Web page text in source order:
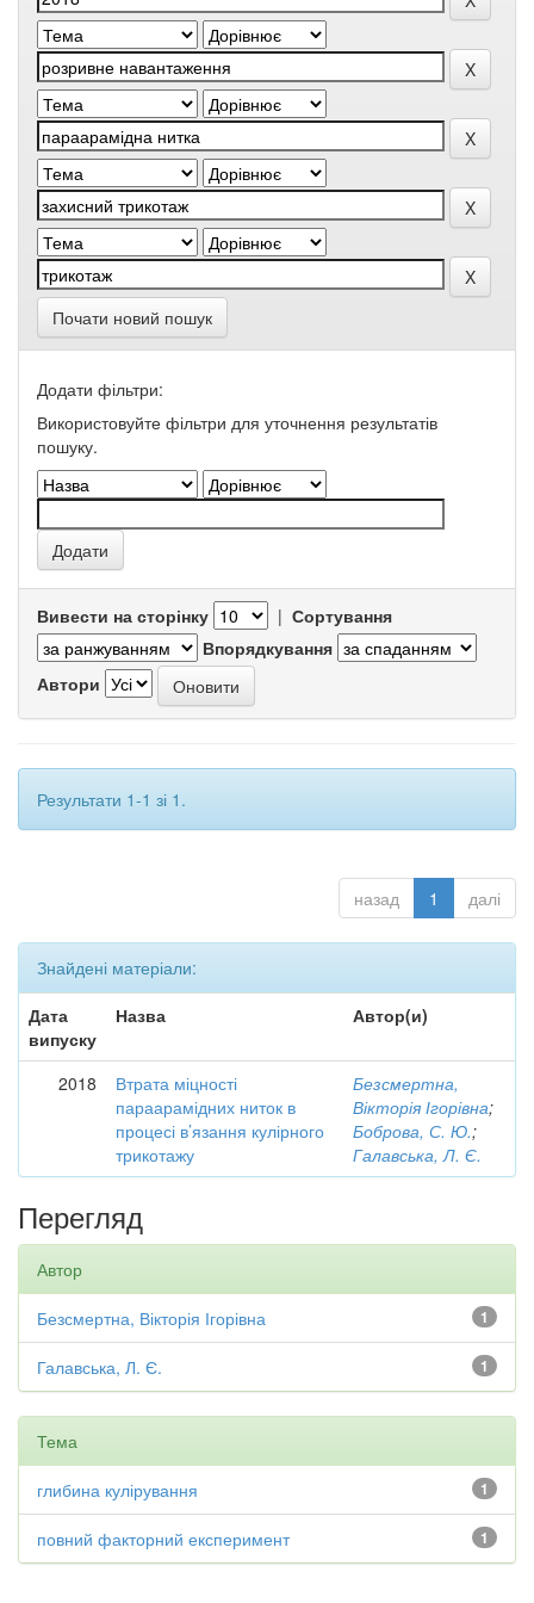
Почати новий пошук
Додати фільтри:
Використовуйте фільтри для уточнення результатів
пошуку.
Вивести на сторінку | Сортування
Впорядкування
Автори
Результати 1-1 зі 1.
назад 1 далі
Знайдені матеріали:
Дата
випуску
Назва Автор(и)
2018
Втрата міцності
параарамідних ниток в
процесі в’язання кулірного
трикотажу
Безсмертна,
Вікторія Ігорівна;
Боброва, С. Ю.;
Галавська, Л. Є.
Перегляд
Автор
1
Безсмертна, Вікторія Ігорівна
1
Галавська, Л. Є.
Тема
1
глибина кулірування
1
повний факторний експеримент